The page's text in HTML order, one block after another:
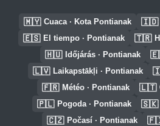
🇲🇾 Cuaca · Kota Pontianak 🇮🇩
🇪🇸 El tiempo · Pontianak 🇹🇷
🇭🇺 Időjárás · Pontianak
🇱🇻 Laikapstākļi · Pontianak
🇫🇷 Météo · Pontianak 🇱🇹
🇵🇱 Pogoda · Pontianak 🇸🇰
🇨🇿 Počasí · Pontianak